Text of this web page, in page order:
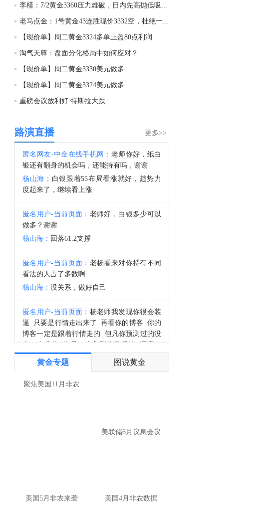
11:10:34
金十数据8月6日讯，中国海油8月6日宣布，我国自主设计建造的首座16兆瓦张力腿深远海浮式风电平台“海油安澜号”成功接入陆丰油田电网并直供绿电。平台按可抵御17级台风极端工况设计建造，其投运标志着我国深远海浮式风电装备技术走向世界前列，为我国海上风电开发探索新路线。（新华社）
李槿：7/2黄金3360压力难破，日内先高抛低吸布局
老马点金：1号黄金43连胜现价3332空，杜绝一切马后炮！
【现价单】周二黄金3324多单止盈80点利润
淘气天尊：盘面分化格局中如何应对？
【现价单】周二黄金3330美元做多
【现价单】周二黄金3324美元做多
重磅会议放利好 特斯拉大跌
更多>>
路演直播
匿名网友-中金在线手机网： 老师你好，纸白
银还有翻身的机会吗，还能持有吗，谢谢
杨山海： 白银跟着55布局看涨就好，趋势力
度起来了，继续看上涨
匿名用户-当前页面： 老师好，白银多少可以
做多？谢谢
杨山海： 回落61.2支撑
匿名用户-当前页面： 老杨看来对你持有不同
看法的人占了多数啊
杨山海： 没关系，做好自己
匿名用户-当前页面： 杨老师我发现你很会装
逼 只要是行情走出来了 再看你的博客 你的
博客一定是跟着行情走的 但凡你预测过的没
有一次准的 你是一个典型的马后炮 还喜欢
装逼
是反复强调思路，反复提示布局，没看见每
个单，你再看你，等到4250做多？给你4250
还有机会出来吗？请老师指导一下谢谢！
黄金专题 图说黄金
聚焦美国11月非农
美联储6月议息会议
美国5月非农来袭 美国4月非农数据